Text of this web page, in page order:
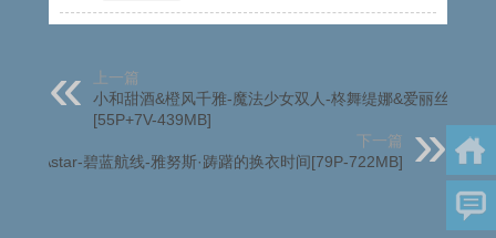
上一篇
小和甜酒&橙风千雅-魔法少女双人-柊舞缇娜&爱丽丝
[55P+7V-439MB]
下一篇
雪晴Astar-碧蓝航线-雅努斯·踌躇的换衣时间[79P-722MB]